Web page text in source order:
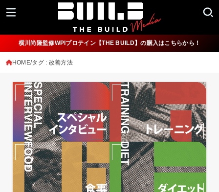
横川尚隆監修WPIプロテイン【THE BUILD】の購入はこちらから！
HOME タグ : 改善方法